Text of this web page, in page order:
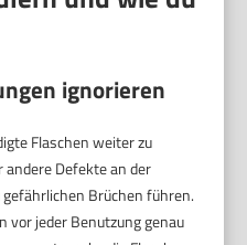
ignorieren
Flaschen weiter zu
andere Defekte an der
Brüchen führen.
vor jeder Benutzung genau